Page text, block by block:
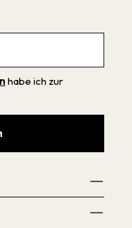
habe ich zur